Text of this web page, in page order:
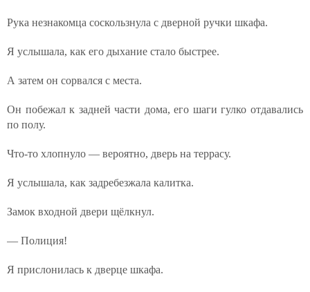
Рука незнакомца соскользнула с дверной ручки шкафа.
Я услышала, как его дыхание стало быстрее.
А затем он сорвался с места.
Он побежал к задней части дома, его шаги гулко отдавались
по полу.
Что-то хлопнуло — вероятно, дверь на террасу.
Я услышала, как задребезжала калитка.
Замок входной двери щёлкнул.
— Полиция!
Я прислонилась к дверце шкафа.